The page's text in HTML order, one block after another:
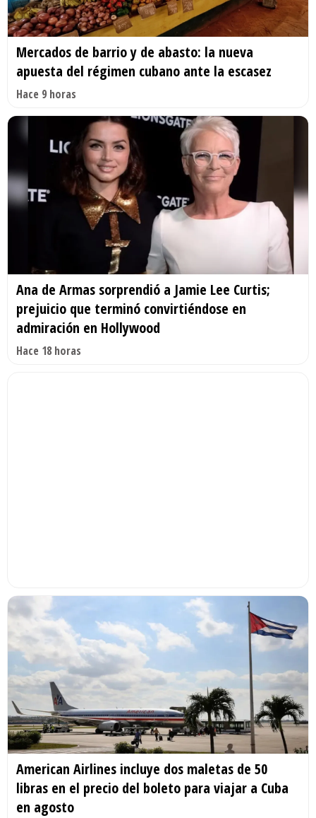
Mercados de barrio y de abasto: la nueva
apuesta del régimen cubano ante la escasez
Hace 9 horas
Ana de Armas sorprendió a Jamie Lee Curtis;
prejuicio que terminó convirtiéndose en
admiración en Hollywood
Hace 18 horas
American Airlines incluye dos maletas de 50
libras en el precio del boleto para viajar a Cuba
en agosto